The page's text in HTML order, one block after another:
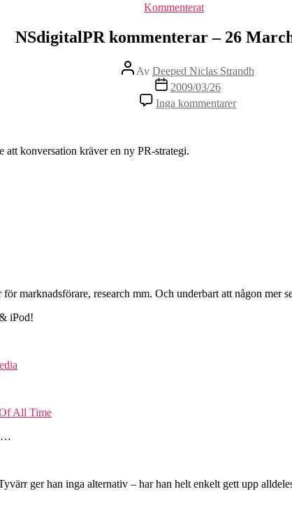
Kategorier
Kommenterat
NSdigitalPR kommenterar – 26
Inläggsförfattare
Av Deeped Niclas Strandh
Inläggsdatum
2009/03/26
Inga kommentarer
konversation kräver en ny PR-strategi.
marknadsförare, research mm. Och underbart att någon mer
iPod!
All Time
ger han inga alternativ – har han helt enkelt gett upp